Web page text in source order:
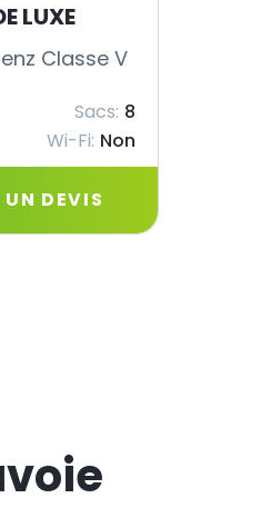
LUXE
Classe V
Sacs: 8
Wi-Fi: Non
DEVIS